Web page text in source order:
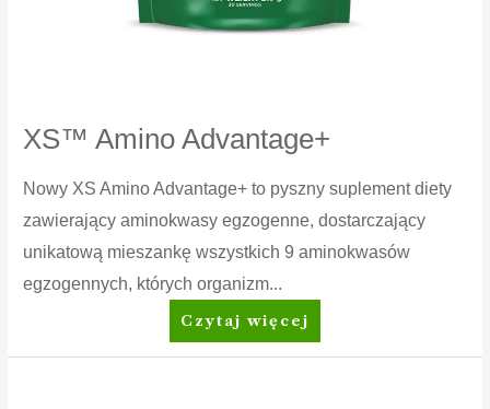
XS™ Amino Advantage+
Nowy XS Amino Advantage+ to pyszny suplement diety
zawierający aminokwasy egzogenne, dostarczający
unikatową mieszankę wszystkich 9 aminokwasów
egzogennych, których organizm...
XS™
Amino
Czytaj więcej